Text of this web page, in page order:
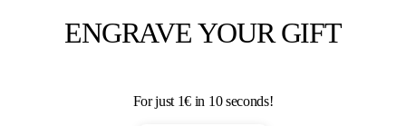
ENGRAVE YOUR GIFT
For just 1€ in 10 seconds!